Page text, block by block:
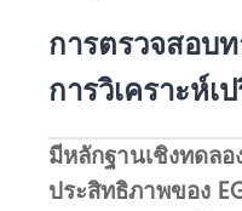
การตรวจสอบ
การวิเคราะห์เ
มีหลักฐานเชิงทดล
ประสิทธิภาพของ